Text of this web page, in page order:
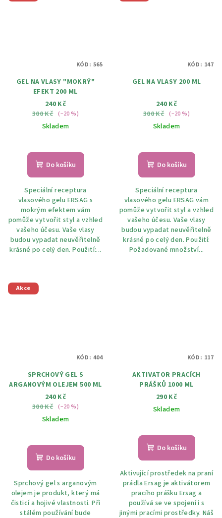
GEL NA VLASY "MOKRÝ"
EFEKT 200 ML
240 Kč
300 Kč (–20 %)
Skladem
Do košíku
Speciální receptura
vlasového gelu ERSAG s
mokrým efektem vám
pomůže vytvořit styl a vzhled
vašeho účesu. Vaše vlasy
budou vypadat neuvěřitelně
krásné po celý den. Použití:...
KÓD: 565
GEL NA VLASY 200 ML
240 Kč
300 Kč (–20 %)
Skladem
Do košíku
Speciální receptura
vlasového gelu ERSAG vám
pomůže vytvořit styl a vzhled
vašeho účesu. Vaše vlasy
budou vypadat neuvěřitelně
krásné po celý den. Použití:
Požadované množství...
KÓD: 147
Akce
SPRCHOVÝ GEL S
ARGANOVÝM OLEJEM 500 ML
240 Kč
300 Kč (–20 %)
Skladem
Do košíku
Sprchový gel s arganovým
olejem je produkt, který má
čisticí a hojivé vlastnosti. Při
stálém používání bude
KÓD: 404
AKTIVATOR PRACÍCH
PRÁŠKŮ 1000 ML
290 Kč
Skladem
Do košíku
Aktivující prostředek na praní
prádla Ersag je aktivátorem
pracího prášku Ersag a
používá se ve spojení i s
jinými pracími prostředky. Náš
KÓD: 117